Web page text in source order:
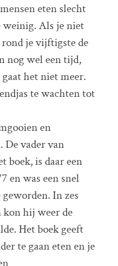
eten slecht
weinig. Als je niet
je vijftigste de
nog wel een tijd,
het niet meer.
te wachten tot
en
De vader van
boek, is daar een
en was een snel
In zes
kon hij weer de
Het boek geeft
te gaan eten en je